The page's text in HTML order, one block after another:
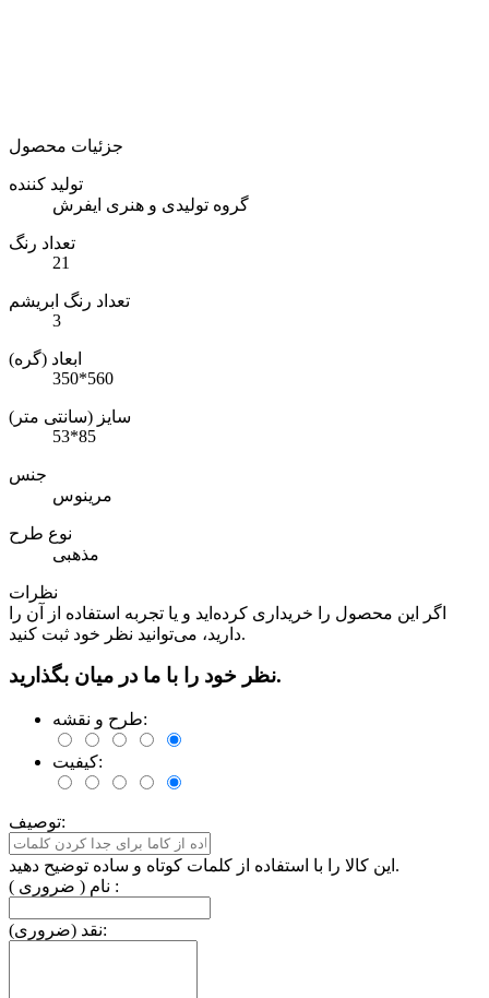
جزئیات محصول
تولید کننده
گروه تولیدی و هنری ایفرش
تعداد رنگ
21
تعداد رنگ ابریشم
3
ابعاد (گره)
350*560
سایز (سانتی متر)
53*85
جنس
مرینوس
نوع طرح
مذهبی
نظرات
اگر این محصول را خریداری کرده‌اید و یا تجربه استفاده از آن را
دارید، می‌توانید نظر خود ثبت کنید.
نظر خود را با ما در میان بگذارید.
طرح و نقشه:
کیفیت:
توصیف:
این کالا را با استفاده از کلمات کوتاه و ساده توضیح دهید.
نام ( ضروری ) :
نقد (ضروری):